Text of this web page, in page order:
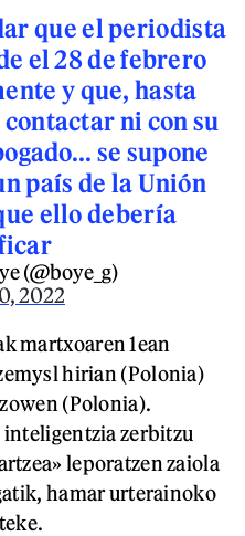
que el periodista
el 28 de febrero
y que, hasta
ni con su
se supone
país de la Unión
ello debería
(@boye_g)
2022
martxoaren 1ean
hirian (Polonia)
(Polonia).
zerbitzu
leporatzen zaiola
hamar urterainoko